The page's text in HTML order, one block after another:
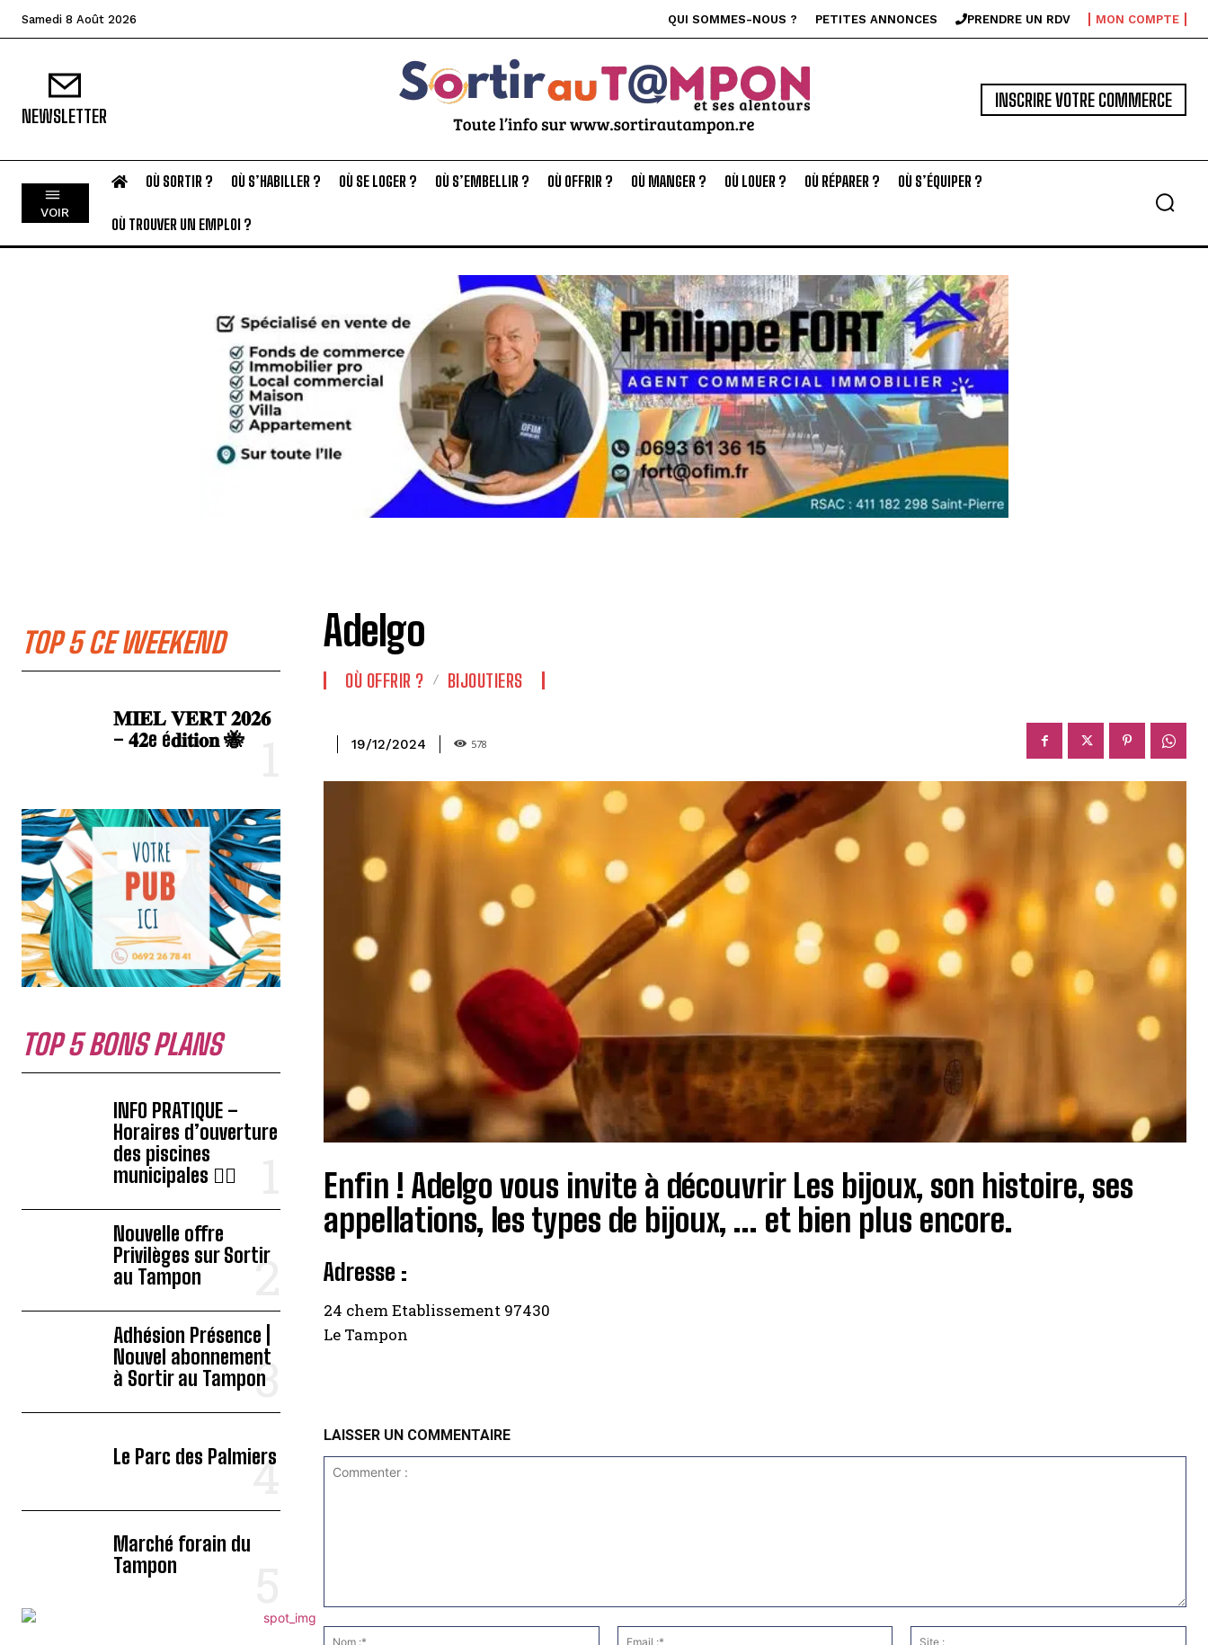
Samedi 8 Août 2026 QUI SOMMES-NOUS ? PETITES ANNONCES PRENDRE UN RDV MON COMPTE
NEWSLETTER
INSCRIRE VOTRE COMMERCE
VOIR
OÙ SORTIR ? OÙ S’HABILLER ? OÙ SE LOGER ? OÙ S’EMBELLIR ? OÙ OFFRIR ? OÙ MANGER ? OÙ LOUER ? OÙ RÉPARER ? OÙ S’ÉQUIPER ?
OÙ TROUVER UN EMPLOI ?
TOP 5 CE WEEKEND
𝐌𝐈𝐄𝐋 𝐕𝐄𝐑𝐓 𝟐𝟎𝟐𝟔
– 𝟒𝟐e é𝐝𝐢𝐭𝐢𝐨𝐧 🐝
TOP 5 BONS PLANS
INFO PRATIQUE –
Horaires d’ouverture
des piscines
municipales 🏊‍♂️
Nouvelle offre
Privilèges sur Sortir
au Tampon
Adhésion Présence |
Nouvel abonnement
à Sortir au Tampon
Le Parc des Palmiers
Marché forain du
Tampon
Adelgo
OÙ OFFRIR ? BIJOUTIERS
19/12/2024 578
Enfin ! Adelgo vous invite à découvrir Les bijoux, son histoire, ses
appellations, les types de bijoux, … et bien plus encore.
Adresse :
24 chem Etablissement 97430
Le Tampon
LAISSER UN COMMENTAIRE
Email